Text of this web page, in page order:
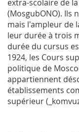
extra-scolaire de
(MosgubONO). Ils
mais l'ampleur de
leur durée à trois
durée du cursus
1924, les Cours
politique de
appartiennent
établissements
supérieur